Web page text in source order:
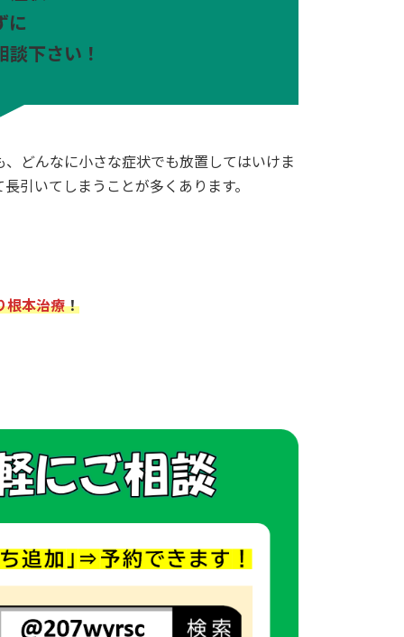
に
下さい！
どんなに小さな症状でも放置してはいけま
引いてしまうことが多くあります。
根本治療！